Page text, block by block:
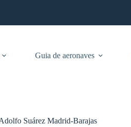
Guia de aeronaves
Suárez Madrid-Barajas